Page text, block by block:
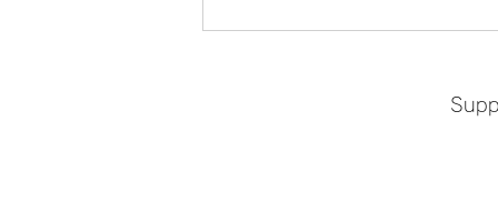
お産の振り返りと子育てを想